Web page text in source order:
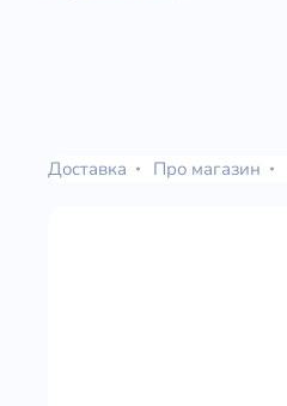
Доставка Про магазин